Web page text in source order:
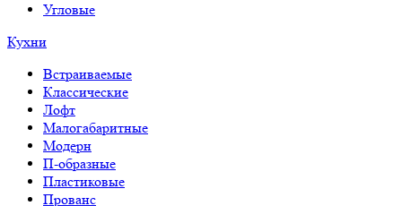
Угловые
Кухни
Встраиваемые
Классические
Лофт
Малогабаритные
Модерн
П-образные
Пластиковые
Прованс